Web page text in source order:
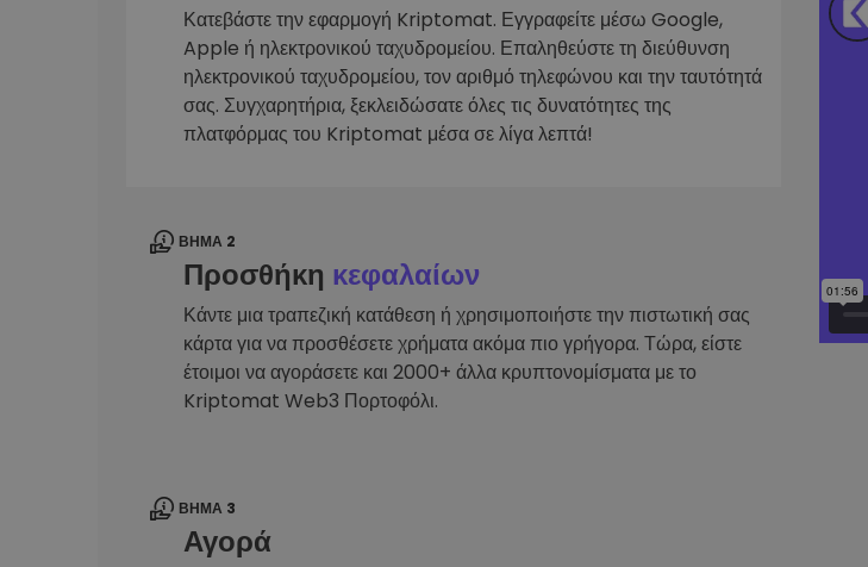
Εξερεύνηση επενδύσεων
Βρες τη δική σου crypto στρατηγική
Κατεβάστε την εφαρμογή Kriptomat. Εγγραφείτε μέσω Google,
Apple ή ηλεκτρονικού ταχυδρομείου. Επαληθεύστε τη διεύθυνση
ηλεκτρονικού ταχυδρομείου, τον αριθμό τηλεφώνου και την ταυτότητά
σας. Συγχαρητήρια, ξεκλειδώσατε όλες τις δυνατότητες της
πλατφόρμας του Kriptomat μέσα σε λίγα λεπτά!
ΒΉΜΑ 2
Προσθήκη κεφαλαίων
Κάντε μια τραπεζική κατάθεση ή χρησιμοποιήστε την πιστωτική σας
κάρτα για να προσθέσετε χρήματα ακόμα πιο γρήγορα. Τώρα, είστε
έτοιμοι να αγοράσετε και 2000+ άλλα κρυπτονομίσματα με το
Kriptomat Web3 Πορτοφόλι.
ΒΉΜΑ 3
Αγορά